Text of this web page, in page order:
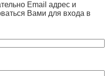
Email адрес и
Вами для входа в